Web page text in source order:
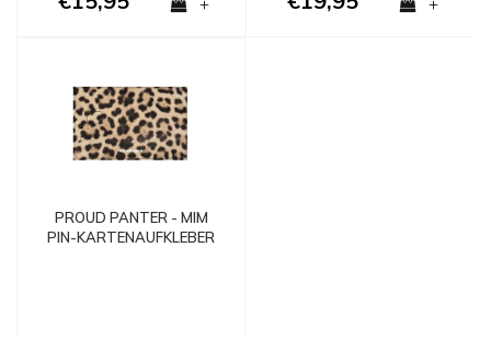
PROUD PANTER - MIM
PIN-KARTENAUFKLEBER